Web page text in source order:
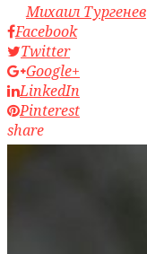
byМихаил Тургенев
Facebook
Twitter
Google+
LinkedIn
Pinterest
share